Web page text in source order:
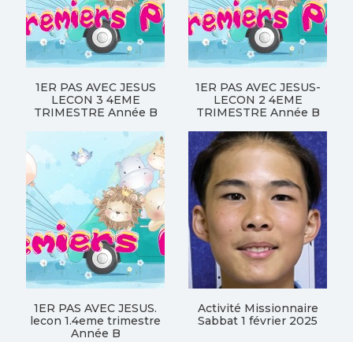
1ER PAS AVEC JESUS
LECON 3 4EME
TRIMESTRE Année B
1ER PAS AVEC JESUS-
LECON 2 4EME
TRIMESTRE Année B
1ER PAS AVEC JESUS.
lecon 1.4eme trimestre
Année B
Activité Missionnaire
Sabbat 1 février 2025